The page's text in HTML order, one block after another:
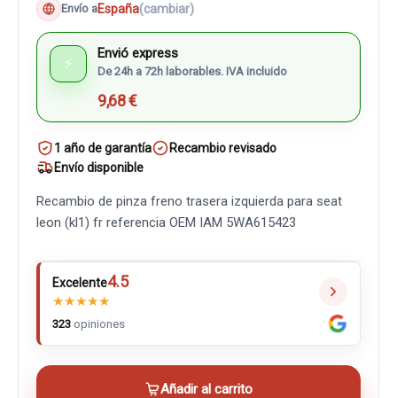
Envío aEspaña(cambiar)
⚡
Envió express
De 24h a 72h laborables. IVA incluido
9,68 €
1 año de garantía
Recambio revisado
Envío disponible
Recambio de pinza freno trasera izquierda para seat
leon (kl1) fr referencia OEM IAM 5WA615423
Excelente4.5
★★★★★
323 opiniones
Añadir al carrito